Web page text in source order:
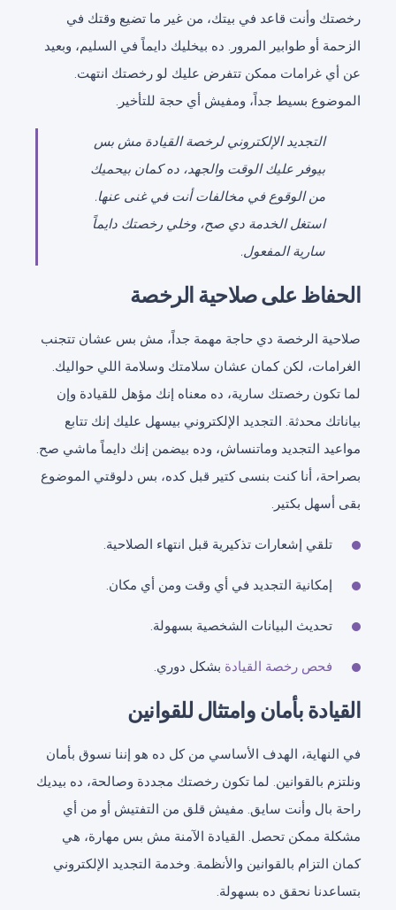
رخصتك وأنت قاعد في بيتك، من غير ما تضيع وقتك في
الزحمة أو طوابير المرور. ده بيخليك دايماً في السليم، وبعيد
عن أي غرامات ممكن تتفرض عليك لو رخصتك انتهت.
الموضوع بسيط جداً، ومفيش أي حجة للتأخير.
التجديد الإلكتروني لرخصة القيادة مش بس
بيوفر عليك الوقت والجهد، ده كمان بيحميك
من الوقوع في مخالفات أنت في غنى عنها.
استغل الخدمة دي صح، وخلي رخصتك دايماً
سارية المفعول.
الحفاظ على صلاحية الرخصة
صلاحية الرخصة دي حاجة مهمة جداً، مش بس عشان تتجنب
الغرامات، لكن كمان عشان سلامتك وسلامة اللي حواليك.
لما تكون رخصتك سارية، ده معناه إنك مؤهل للقيادة وإن
بياناتك محدثة. التجديد الإلكتروني بيسهل عليك إنك تتابع
مواعيد التجديد وماتنساش، وده بيضمن إنك دايماً ماشي صح.
بصراحة، أنا كنت بنسى كتير قبل كده، بس دلوقتي الموضوع
بقى أسهل بكتير.
تلقي إشعارات تذكيرية قبل انتهاء الصلاحية.
إمكانية التجديد في أي وقت ومن أي مكان.
تحديث البيانات الشخصية بسهولة.
فحص رخصة القيادة بشكل دوري.
القيادة بأمان وامتثال للقوانين
في النهاية، الهدف الأساسي من كل ده هو إننا نسوق بأمان
ونلتزم بالقوانين. لما تكون رخصتك مجددة وصالحة، ده بيديك
راحة بال وأنت سايق. مفيش قلق من التفتيش أو من أي
مشكلة ممكن تحصل. القيادة الآمنة مش بس مهارة، هي
كمان التزام بالقوانين والأنظمة. وخدمة التجديد الإلكتروني
بتساعدنا نحقق ده بسهولة.